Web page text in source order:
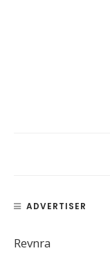
ADVERTISER
Revnra